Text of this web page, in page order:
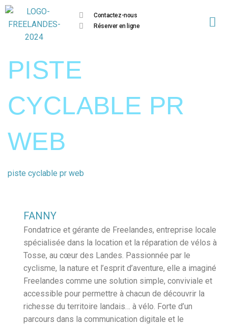
Contactez-nous
Réserver en ligne
PISTE
CYCLABLE PR
WEB
piste cyclable pr web
FANNY
Fondatrice et gérante de Freelandes, entreprise locale
spécialisée dans la location et la réparation de vélos à
Tosse, au cœur des Landes. Passionnée par le
cyclisme, la nature et l’esprit d’aventure, elle a imaginé
Freelandes comme une solution simple, conviviale et
accessible pour permettre à chacun de découvrir la
richesse du territoire landais… à vélo. Forte d’un
parcours dans la communication digitale et le